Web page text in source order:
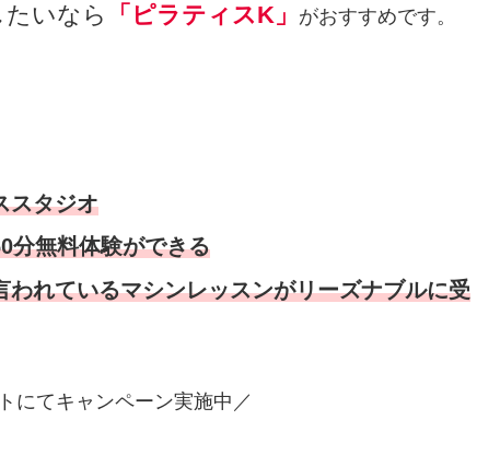
いなら 「ピラティスK」 がおすすめです。
スタジオ
分無料体験ができる
れているマシンレッスンがリーズナブルに受
にてキャンペーン実施中／